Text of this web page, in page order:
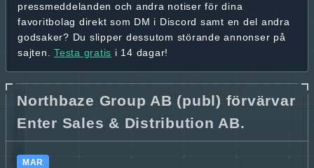
pressmeddelanden och andra notiser för dina
favoritbolag direkt som DM i Discord samt en del andra
godsaker? Du slipper dessutom störande annonser på
sajten. Testa gratis i 14 dagar!
Northbaze Group AB (publ) förvärvar
Enter Sales & Distribution AB.
MAR